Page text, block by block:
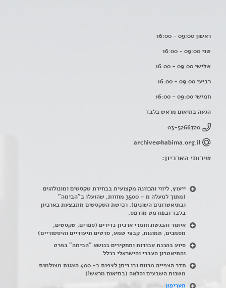
ראשון 09:00 - 16:00
שני 09:00 - 16:00
שלישי 09:00 - 16:00
רביעי 09:00 - 16:00
חמישי 09:00 - 16:00
הגעה בתיאום מראש בלבד
03-5266720
archive@habima.org.il
שירותי הארכיון:
ייעוץ, ליווי והכוונה מקצועית בבחירת טקסטים ומונולוגים
(מתוך למעלה מ – 3500 מחזות, שהועלו ב"הבימה"
ובתיאטרונים השונים). רכישת הטקסטים מתבצעת בארכיון
בלבד ובפורמט מודפס.
איתור והנגשת חומרי ארכיון נדירים (ספרים, טקסטים,
מסמכים, תמונות, קבצי שמע, סרטים תיעודיים והיסטוריים)
סיוע בהכנת עבודות ותחקירים בנושא "הבימה" בפרט
והתיאטרון העברי והישראלי בכלל.
חדר הצפייה מרווח ובו ניתן לצפות ב- 400 הצגות מצולמות
משנות השבעים והלאה (בתיאום מראש!)
תעריפון